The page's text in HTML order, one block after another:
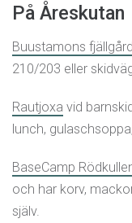
På Åreskutan
Buustamons fjällgård
210/203 eller
Rautjoxa vid
lunch,
BaseCamp
och har korv,
själv.